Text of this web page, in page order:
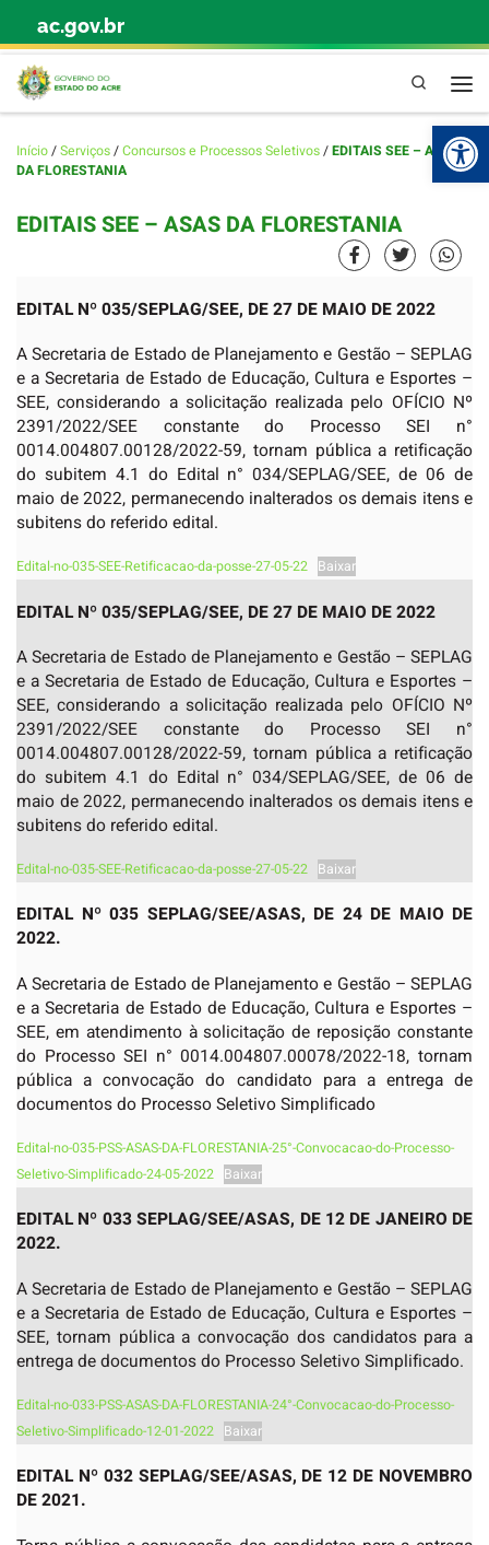
Skip to content
ac.gov.br
Pesquisa
Início/Serviços/Concursos e Processos Seletivos/EDITAIS SEE – ASAS
DA FLORESTANIA
EDITAIS SEE – ASAS DA FLORESTANIA
EDITAL Nº 035/SEPLAG/SEE, DE 27 DE MAIO DE 2022
A Secretaria de Estado de Planejamento e Gestão – SEPLAG
e a Secretaria de Estado de Educação, Cultura e Esportes –
SEE, considerando a solicitação realizada pelo OFÍCIO Nº
2391/2022/SEE constante do Processo SEI n°
0014.004807.00128/2022-59, tornam pública a retificação
do subitem 4.1 do Edital n° 034/SEPLAG/SEE, de 06 de
maio de 2022, permanecendo inalterados os demais itens e
subitens do referido edital.
Edital-no-035-SEE-Retificacao-da-posse-27-05-22 Baixar
EDITAL Nº 035/SEPLAG/SEE, DE 27 DE MAIO DE 2022
A Secretaria de Estado de Planejamento e Gestão – SEPLAG
e a Secretaria de Estado de Educação, Cultura e Esportes –
SEE, considerando a solicitação realizada pelo OFÍCIO Nº
2391/2022/SEE constante do Processo SEI n°
0014.004807.00128/2022-59, tornam pública a retificação
do subitem 4.1 do Edital n° 034/SEPLAG/SEE, de 06 de
maio de 2022, permanecendo inalterados os demais itens e
subitens do referido edital.
Edital-no-035-SEE-Retificacao-da-posse-27-05-22 Baixar
EDITAL Nº 035 SEPLAG/SEE/ASAS, DE 24 DE MAIO DE
2022.
A Secretaria de Estado de Planejamento e Gestão – SEPLAG
e a Secretaria de Estado de Educação, Cultura e Esportes –
SEE, em atendimento à solicitação de reposição constante
do Processo SEI n° 0014.004807.00078/2022-18, tornam
pública a convocação do candidato para a entrega de
documentos do Processo Seletivo Simplificado
Edital-no-035-PSS-ASAS-DA-FLORESTANIA-25°-Convocacao-do-Processo-
Seletivo-Simplificado-24-05-2022 Baixar
EDITAL Nº 033 SEPLAG/SEE/ASAS, DE 12 DE JANEIRO DE
2022.
A Secretaria de Estado de Planejamento e Gestão – SEPLAG
e a Secretaria de Estado de Educação, Cultura e Esportes –
SEE, tornam pública a convocação dos candidatos para a
entrega de documentos do Processo Seletivo Simplificado.
Edital-no-033-PSS-ASAS-DA-FLORESTANIA-24°-Convocacao-do-Processo-
Seletivo-Simplificado-12-01-2022 Baixar
EDITAL Nº 032 SEPLAG/SEE/ASAS, DE 12 DE NOVEMBRO
DE 2021.